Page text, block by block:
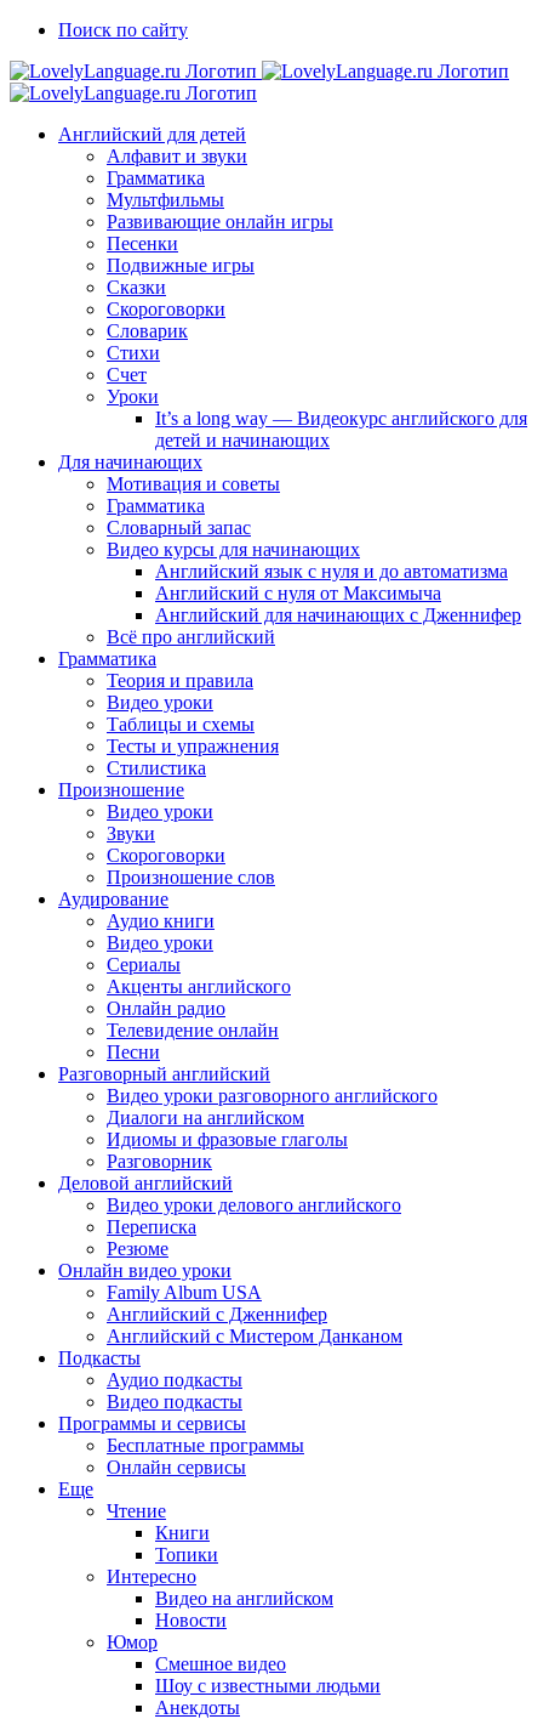
Skip
content
TelegramПоиск по сайту
Английский для детей
Алфавит и звуки
Грамматика
Мультфильмы
Развивающие онлайн игры
Песенки
Подвижные игры
Сказки
Скороговорки
Словарик
Стихи
Счет
Уроки
It’s a long way — Видеокурс английского для
детей и начинающих
Для начинающих
Мотивация и советы
Грамматика
Словарный запас
Видео курсы для начинающих
Английский язык с нуля и до автоматизма
Английский с нуля от Максимыча
Английский для начинающих с Дженнифер
Всё про английский
Грамматика
Теория и правила
Видео уроки
Таблицы и схемы
Тесты и упражнения
Стилистика
Произношение
Видео уроки
Звуки
Скороговорки
Произношение слов
Аудирование
Аудио книги
Видео уроки
Сериалы
Акценты английского
Онлайн радио
Телевидение онлайн
Песни
Разговорный английский
Видео уроки разговорного английского
Диалоги на английском
Идиомы и фразовые глаголы
Разговорник
Деловой английский
Видео уроки делового английского
Переписка
Резюме
Онлайн видео уроки
Family Album USA
Английский с Дженнифер
Английский с Мистером Данканом
Подкасты
Аудио подкасты
Видео подкасты
Программы и сервисы
Бесплатные программы
Онлайн сервисы
Еще
Чтение
Книги
Топики
Интересно
Видео на английском
Новости
Юмор
Смешное видео
Шоу с известными людьми
Анекдоты